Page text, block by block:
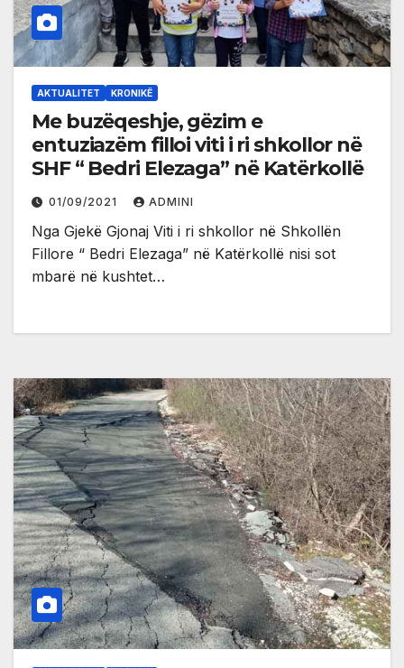
AKTUALITET KRONIKË
Me buzëqeshje, gëzim e
entuziazëm filloi viti i ri shkollor në
SHF “ Bedri Elezaga” në Katërkollë
01/09/2021 ADMINI
Nga Gjekë Gjonaj Viti i ri shkollor në Shkollën
Fillore “ Bedri Elezaga” në Katërkollë nisi sot
mbarë në kushtet…